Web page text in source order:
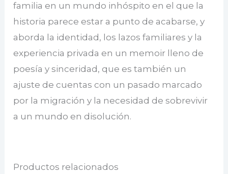
familia en un mundo inhóspito en el que la
historia parece estar a punto de acabarse, y
aborda la identidad, los lazos familiares y la
experiencia privada en un memoir lleno de
poesía y sinceridad, que es también un
ajuste de cuentas con un pasado marcado
por la migración y la necesidad de sobrevivir
a un mundo en disolución.
Productos relacionados